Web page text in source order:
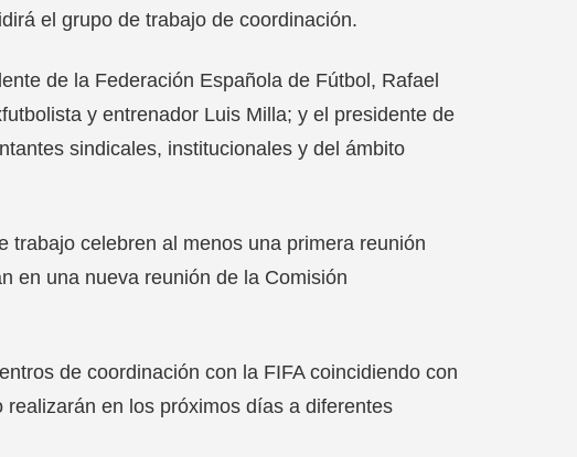
el grupo de trabajo de coordinación.
de la Federación Española de Fútbol, Rafael
y entrenador Luis Milla; y el presidente de
sindicales, institucionales y del ámbito
trabajo celebren al menos una primera reunión
en una nueva reunión de la Comisión
de coordinación con la FIFA coincidiendo con
en los próximos días a diferentes